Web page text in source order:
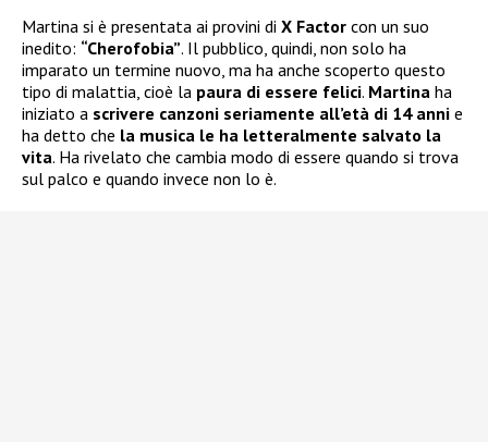
Martina si è presentata ai provini di X Factor con un suo
inedito: “Cherofobia”. Il pubblico, quindi, non solo ha
imparato un termine nuovo, ma ha anche scoperto questo
tipo di malattia, cioè la paura di essere felici. Martina ha
iniziato a scrivere canzoni seriamente all’età di 14 anni e
ha detto che la musica le ha letteralmente salvato la
vita. Ha rivelato che cambia modo di essere quando si trova
sul palco e quando invece non lo è.